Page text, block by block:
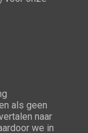
als geen
naar
we in